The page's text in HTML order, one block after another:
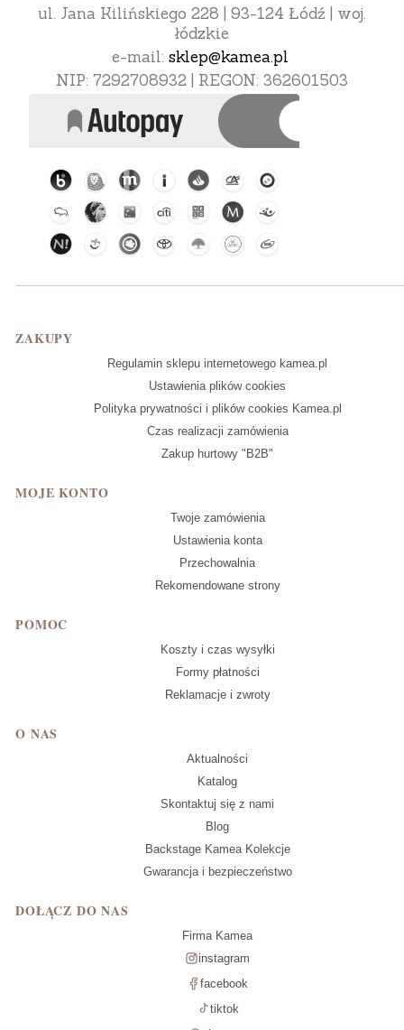
ul. Jana Kilińskiego 228 | 93-124 Łódź | woj.
łódzkie
e-mail: sklep@kamea.pl
NIP: 7292708932 | REGON: 362601503
Linki w stopce
ZAKUPY
Regulamin sklepu internetowego kamea.pl
Ustawienia plików cookies
Polityka prywatności i plików cookies Kamea.pl
Czas realizacji zamówienia
Zakup hurtowy "B2B"
MOJE KONTO
Twoje zamówienia
Ustawienia konta
Przechowalnia
Rekomendowane strony
POMOC
Koszty i czas wysyłki
Formy płatności
Reklamacje i zwroty
O NAS
Aktualności
Katalog
Skontaktuj się z nami
Blog
Backstage Kamea Kolekcje
Gwarancja i bezpieczeństwo
DOŁĄCZ DO NAS
Firma Kamea
instagram
facebook
tiktok